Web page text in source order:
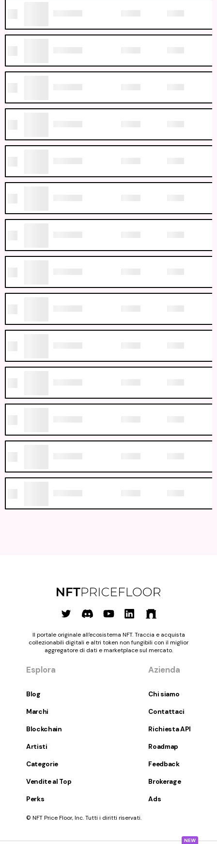
NEW
Il portale originale all'ecosistema NFT. Traccia e acquista
collezionabili digitali e altri token non fungibili con il miglior
aggregatore di dati e marketplace sul mercato.
Esplora
Blog
Marchi
Blockchain
Artisti
Categorie
Vendite al Top
Perks
Azienda
Chi siamo
Contattaci
Richiesta API
Roadmap
Feedback
Brokerage
Ads
© NFT Price Floor, Inc. Tutti i diritti riservati.